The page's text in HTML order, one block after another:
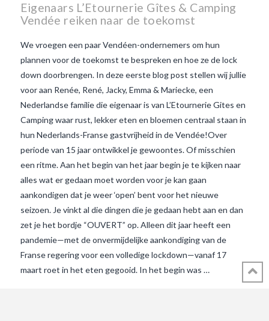
VIEW POST
Eigenaars L’Etournerie Gîtes & Camping
Vendée reiken naar de toekomst
We vroegen een paar Vendéen-ondernemers om hun
plannen voor de toekomst te bespreken en hoe ze de lock
down doorbrengen. In deze eerste blog post stellen wij jullie
voor aan Renée, René, Jacky, Emma & Mariecke, een
Nederlandse familie die eigenaar is van L’Etournerie Gites en
Camping waar rust, lekker eten en bloemen centraal staan in
hun Nederlands-Franse gastvrijheid in de Vendée!Over
periode van 15 jaar ontwikkel je gewoontes. Of misschien
een ritme. Aan het begin van het jaar begin je te kijken naar
alles wat er gedaan moet worden voor je kan gaan
aankondigen dat je weer ‘open’ bent voor het nieuwe
seizoen. Je vinkt al die dingen die je gedaan hebt aan en dan
zet je het bordje “OUVERT” op. Alleen dit jaar heeft een
pandemie—met de onvermijdelijke aankondiging van de
Franse regering voor een volledige lockdown—vanaf 17
maart roet in het eten gegooid. In het begin was …